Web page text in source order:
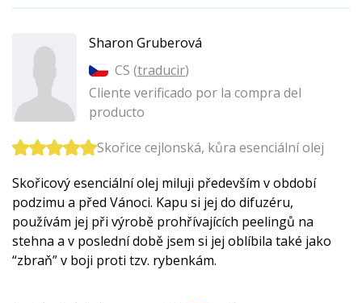
Sharon Gruberová
CS (traducir)
Cliente verificado por la compra del
producto
Skořice cejlonská, kůra esenciální olej
Skořicový esenciální olej miluji především v období
podzimu a před Vánoci. Kapu si jej do difuzéru,
používám jej při výrobě prohřívajících peelingů na
stehna a v poslední době jsem si jej oblíbila také jako
“zbraň” v boji proti tzv. rybenkám.